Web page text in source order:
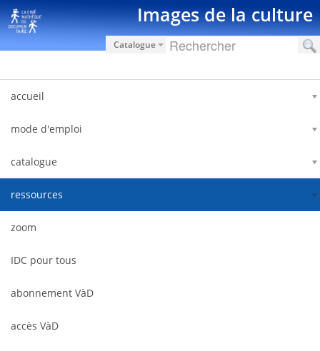
Zum Inhalt wechseln Images de la culture
Catalogue
accueil
mode d'emploi
catalogue
ressources
zoom
IDC pour tous
abonnement VàD
accès VàD